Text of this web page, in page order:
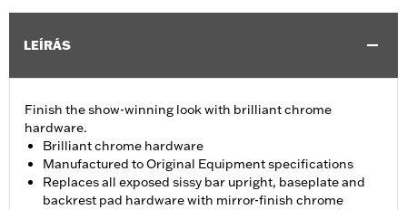
LEÍRÁS
Finish the show-winning look with brilliant chrome
hardware.
Brilliant chrome hardware
Manufactured to Original Equipment specifications
Replaces all exposed sissy bar upright, baseplate and
backrest pad hardware with mirror-finish chrome